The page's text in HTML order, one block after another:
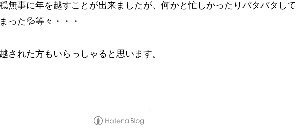
無事に年を越すことが出来ましたが、何かと忙しかったりバタバタして
った💦等々・・・
された方もいらっしゃると思います。